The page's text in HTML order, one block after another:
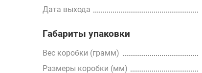
Дата выхода
Габариты упаковки
Вес коробки (грамм)
Размеры коробки (мм)